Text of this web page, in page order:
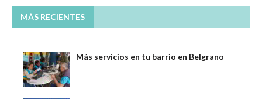
MÁS RECIENTES
Más servicios en tu barrio en Belgrano